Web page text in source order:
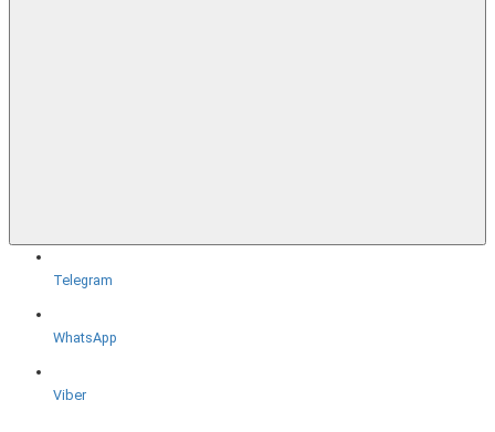
Telegram
WhatsApp
Viber